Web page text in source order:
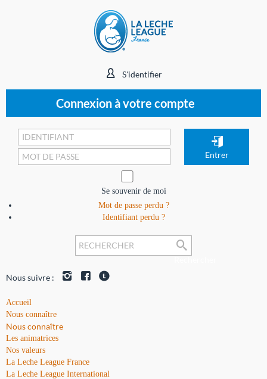
S'identifier
Connexion à votre compte
Se souvenir de moi
Mot de passe perdu ?
Identifiant perdu ?
Nous suivre :
Accueil
Nous connaître
Nous connaître
Les animatrices
Nos valeurs
La Leche League France
La Leche League International